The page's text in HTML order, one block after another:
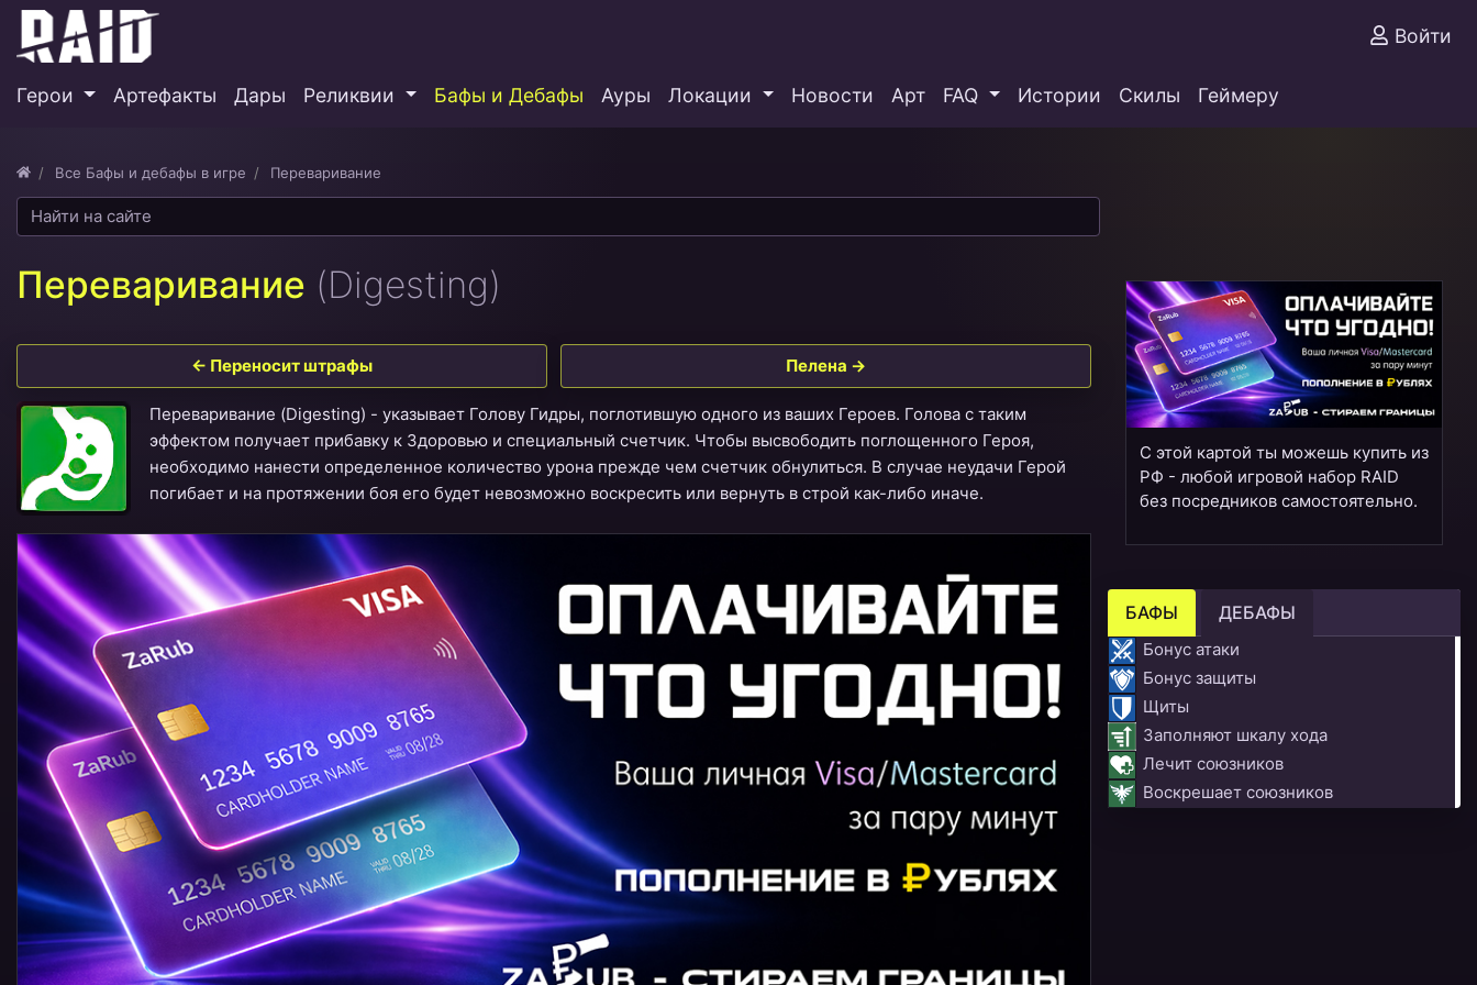
Войти
Герои Артефакты Дары Реликвии Бафы и Дебафы Ауры Локации Новости Арт FAQ Истории Скилы Геймеру
Все Бафы и дебафы в игре Переваривание
Переваривание (Digesting)
← Переносит штрафы Пелена →
Переваривание (Digesting) - указывает Голову Гидры, поглотившую одного из ваших Героев. Голова с таким
эффектом получает прибавку к Здоровью и специальный счетчик. Чтобы высвободить поглощенного Героя,
необходимо нанести определенное количество урона прежде чем счетчик обнулиться. В случае неудачи Герой
погибает и на протяжении боя его будет невозможно воскресить или вернуть в строй как-либо иначе.
С этой картой ты можешь купить из
РФ - любой игровой набор RAID
без посредников самостоятельно.
БАФЫ ДЕБАФЫ
Бонус атаки
Бонус защиты
Щиты
Заполняют шкалу хода
Лечит союзников
Воскрешает союзников